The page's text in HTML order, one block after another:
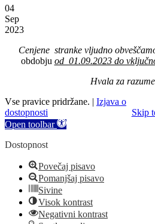
04
Sep
2023
Cenjene stranke vljudno
obdobju od 01.09.2023 do
Hvala za
Vse pravice pridržane. | Izjava o
dostopnosti
Skip
Open toolbar
Dostopnost
Povečaj pisavo
Pomanjšaj pisavo
Sivine
Visok kontrast
Negativni kontrast